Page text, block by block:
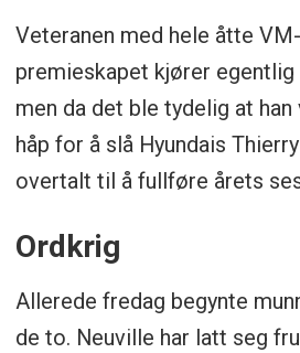
Veteranen med hele åtte
premieskapet kjører
men da det ble tydelig at
håp for å slå Hyundais
overtalt til å fullføre årets
Ordkrig
Allerede fredag begynte
de to. Neuville har latt seg